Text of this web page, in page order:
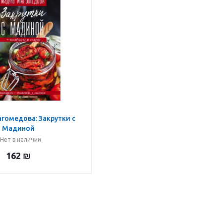
Закрутки с
Мадиной
Нет в наличии
162 ₪